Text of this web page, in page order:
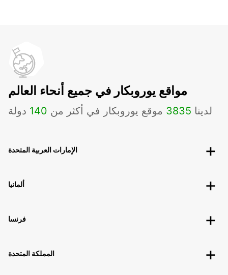
مواقع يوروبكار في جميع أنحاء العالم
لدينا 3835 موقع يوروبكار في أكثر من 140 دولة
الإمارات العربية المتحدة
ألمانيا
فرنسا
المملكة المتحدة